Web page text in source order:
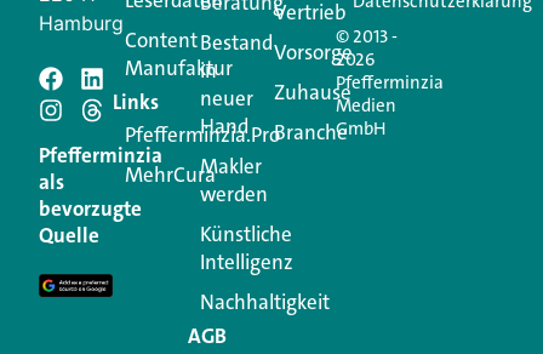
Schreiben Sie einen
Kommentar
Ihre E-Mail-Adresse wird nicht veröffentlicht.
Erforderliche Felder sind mit
Kommentar
Hamburg
Pfefferminzia
als
bevorzugte
Quelle
Content
Manufaktur
Links
Pfefferminzia.Pro
MehrCura
Bestand
in
neuer
Hand
Makler
werden
Künstliche
Intelligenz
Nachhaltigkeit
AGB
Vertrieb
Vorsorge
Zuhause
Branche
© 2013 -
2026
Pfefferminzia
Medien
GmbH